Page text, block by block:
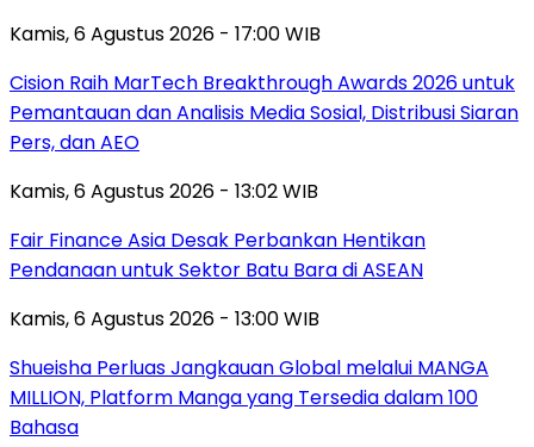
Kamis, 6 Agustus 2026 - 17:00 WIB
Cision Raih MarTech Breakthrough Awards 2026 untuk
Pemantauan dan Analisis Media Sosial, Distribusi Siaran
Pers, dan AEO
Kamis, 6 Agustus 2026 - 13:02 WIB
Fair Finance Asia Desak Perbankan Hentikan
Pendanaan untuk Sektor Batu Bara di ASEAN
Kamis, 6 Agustus 2026 - 13:00 WIB
Shueisha Perluas Jangkauan Global melalui MANGA
MILLION, Platform Manga yang Tersedia dalam 100
Bahasa